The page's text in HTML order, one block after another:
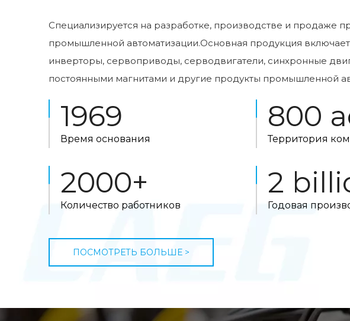
Специализируется на разработке, производстве и продаже
промышленной автоматизации.Основная продукция включает
инверторы, сервоприводы, серводвигатели, синхронные
постоянными магнитами и другие продукты промышленной
1969
Время основания
800
Территория
2000+
Количество работников
2
Годовая
ПОСМОТРЕТЬ БОЛЬШЕ >